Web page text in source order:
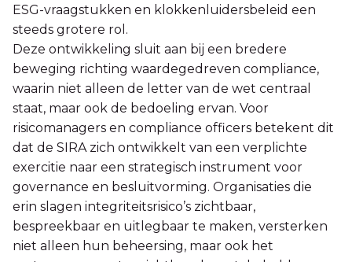
ESG-vraagstukken en klokkenluidersbeleid een
steeds grotere rol.
Deze ontwikkeling sluit aan bij een bredere
beweging richting waardegedreven compliance,
waarin niet alleen de letter van de wet centraal
staat, maar ook de bedoeling ervan. Voor
risicomanagers en compliance officers betekent dit
dat de SIRA zich ontwikkelt van een verplichte
exercitie naar een strategisch instrument voor
governance en besluitvorming. Organisaties die
erin slagen integriteitsrisico’s zichtbaar,
bespreekbaar en uitlegbaar te maken, versterken
niet alleen hun beheersing, maar ook het